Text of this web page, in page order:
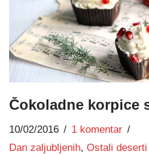
Čokoladne korpice
10/02/2016
1 komentar
Dan zaljubljenih, Ostali deserti